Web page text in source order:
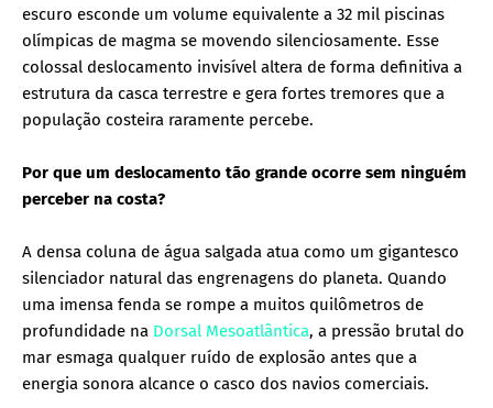
escuro esconde um volume equivalente a 32 mil piscinas
olímpicas de magma se movendo silenciosamente. Esse
colossal deslocamento invisível altera de forma definitiva a
estrutura da casca terrestre e gera fortes tremores que a
população costeira raramente percebe.
Por que um deslocamento tão grande ocorre sem ninguém
perceber na costa?
A densa coluna de água salgada atua como um gigantesco
silenciador natural das engrenagens do planeta. Quando
uma imensa fenda se rompe a muitos quilômetros de
profundidade na Dorsal Mesoatlântica, a pressão brutal do
mar esmaga qualquer ruído de explosão antes que a
energia sonora alcance o casco dos navios comerciais.